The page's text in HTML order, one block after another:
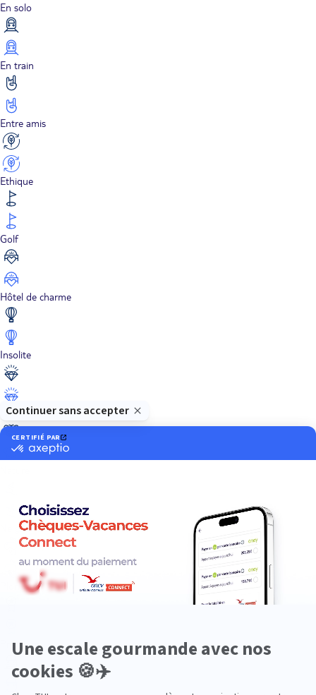
En solo
En train
Entre amis
Ethique
Golf
Hôtel de charme
Insolite
Luxe
Neige
Plongée
Premium